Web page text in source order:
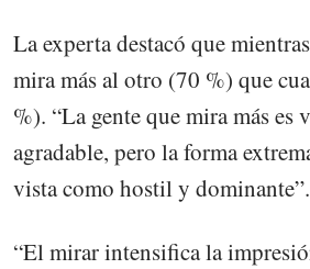
La experta destacó que
mira más al otro (70 %) que
%). “La gente que mira más es
agradable, pero la forma
vista como hostil y dominante”.
“El mirar intensifica la